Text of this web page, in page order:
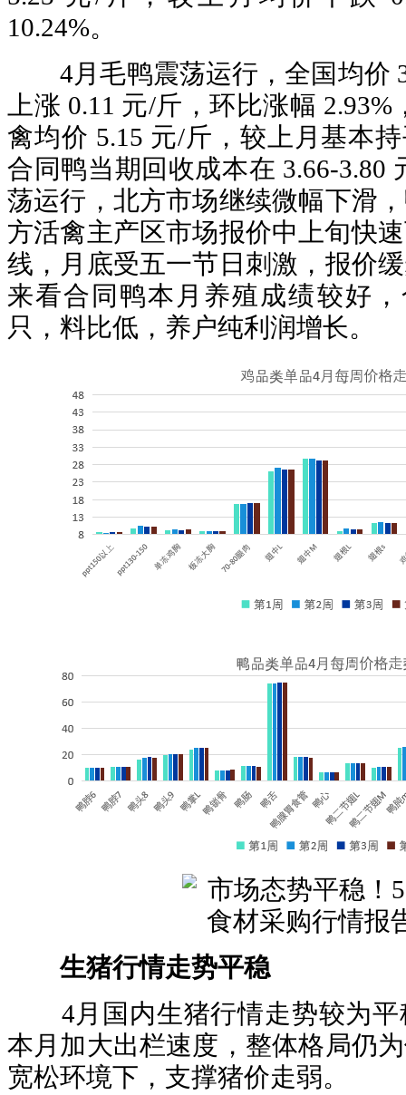
10.24%。
4月毛鸭震荡运行，全国均价
上涨 0.11 元/斤，环比涨幅
禽均价 5.15 元/斤，较上月基本
合同鸭当期回收成本在 3.66-3.80
荡运行，北方市场继续微幅下滑
方活禽主产区市场报价中上旬快
线，月底受五一节日刺激，报价
来看合同鸭本月养殖成绩较好，
只，料比低，养户纯利润增长。
生猪行情走势平稳
4月国内生猪行情走势较为平
本月加大出栏速度，整体格局仍
宽松环境下，支撑猪价走弱。